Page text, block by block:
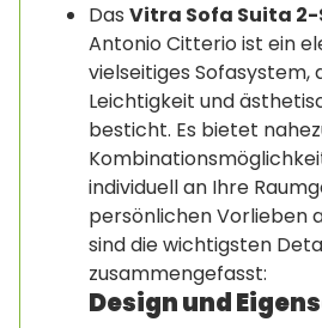
Das Vitra Sofa Suita
Antonio Citterio ist ein
vielseitiges Sofasystem,
Leichtigkeit und
besticht. Es bietet
individuell an Ihre
persönlichen Vorlieben
sind die wichtigsten
zusammengefasst:
Design und